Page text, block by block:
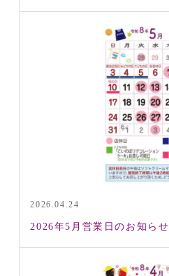
2026.04.24
2026年5月営業日のお知らせ